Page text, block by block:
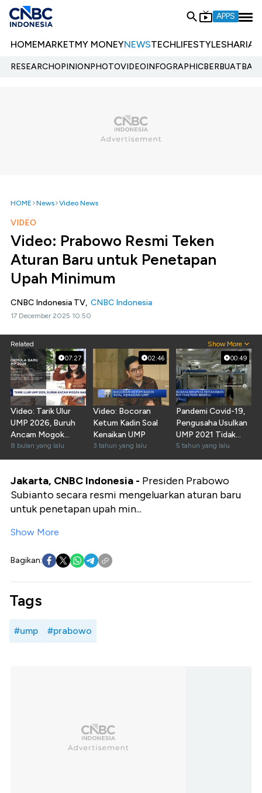
APPS
HOMEMARKETMY MONEYNEWSTECHLIFESTYLESHARIA
RESEARCHOPINIONPHOTOVIDEOINFOGRAPHIC
HOME News Video News
VIDEO
Video: Prabowo Resmi Teken
Aturan Baru untuk Penetapan
Upah Minimum
CNBC Indonesia TV, CNBC Indonesia
17 December 2025 10:50
Related Show More
07:27
Video: Tarik Ulur
UMP 2026, Buruh
Ancam Mogok
Nasional!
8 bulan yang lalu
02:46
Video: Bocoran
Ketum Kadin Soal
Kenaikan UMP
3 tahun yang lalu
00:49
Pandemi Covid-19,
Pengusaha Usulkan
UMP 2021 Tidak
Naik
5 tahun yang lalu
Jakarta, CNBC Indonesia - Presiden Prabowo
Subianto secara resmi mengeluarkan aturan baru
untuk penetapan upah min...
Show More
Bagikan:
Tags
#ump #prabowo